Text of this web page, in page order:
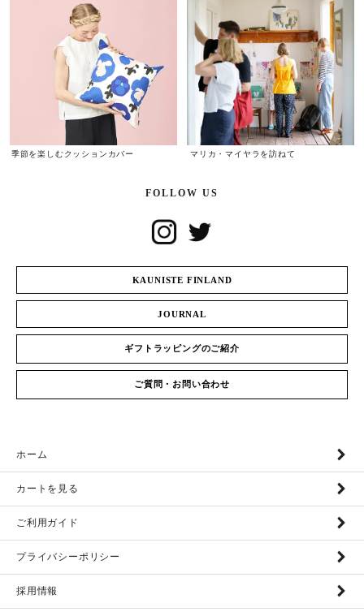
季節を楽しむクッションカバー マリカ・マイヤラを訪ねて
FOLLOW US
KAUNISTE FINLAND
JOURNAL
ギフトラッピングのご紹介
ご質問・お問い合わせ
ホーム
カートを見る
ご利用ガイド
プライバシーポリシー
採用情報